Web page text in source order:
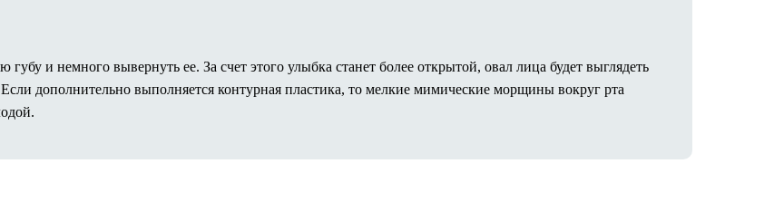
и немного вывернуть ее. За счет этого улыбка станет более открытой, овал лица будет выглядеть
дополнительно выполняется контурная пластика, то мелкие мимические морщины вокруг рта